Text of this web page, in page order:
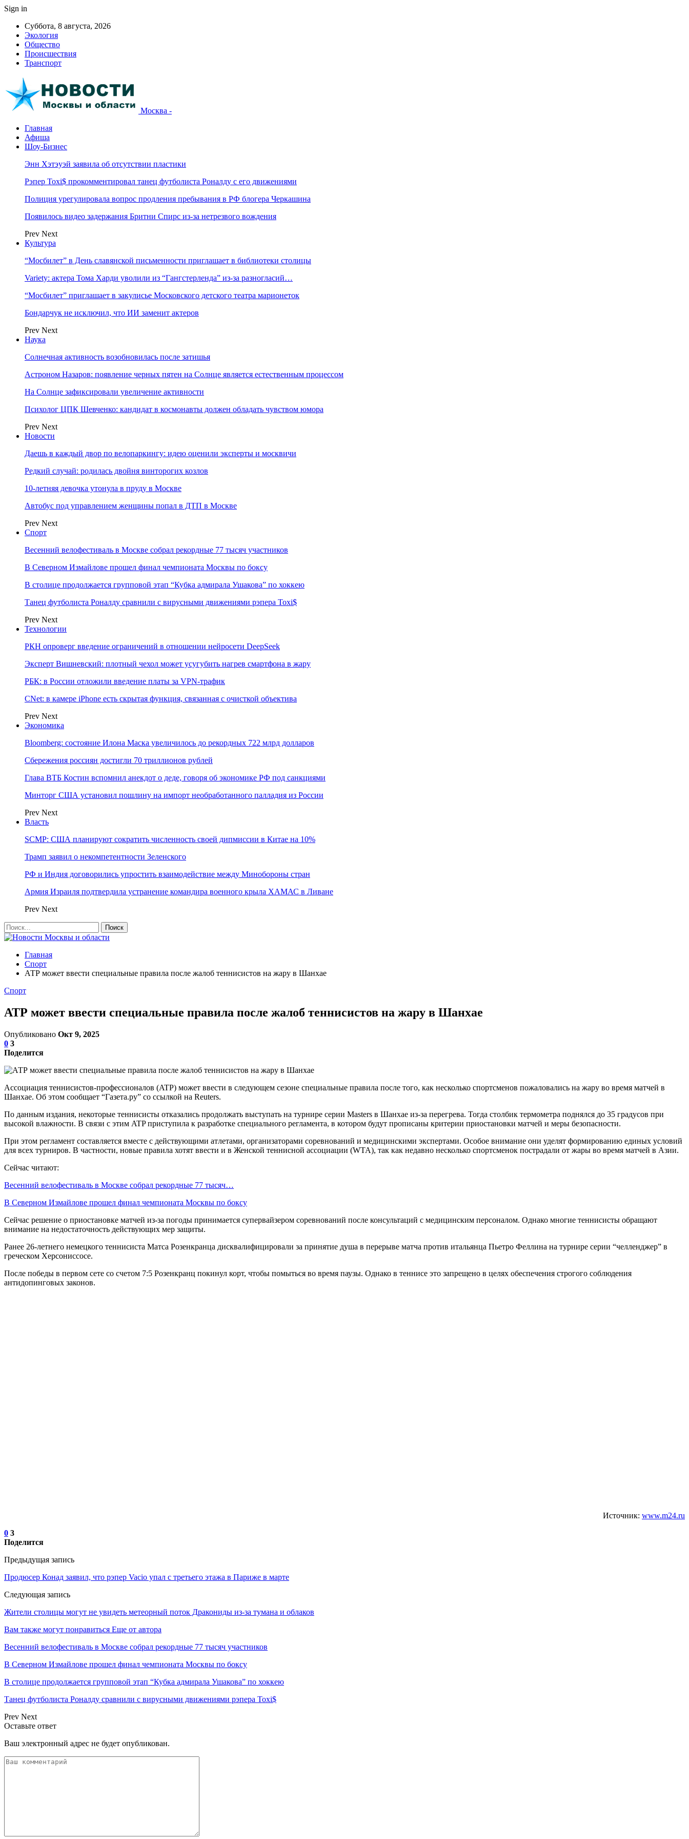
Sign in
Суббота, 8 августа, 2026
Экология
Общество
Происшествия
Транспорт
Москва -
Главная
Афиша
Шоу-Бизнес
Энн Хэтэуэй заявила об отсутствии пластики
Рэпер Toxi$ прокомментировал танец футболиста Роналду с его движениями
Полиция урегулировала вопрос продления пребывания в РФ блогера Черкашина
Появилось видео задержания Бритни Спирс из-за нетрезвого вождения
Prev Next
Культура
“Мосбилет” в День славянской письменности приглашает в библиотеки столицы
Variety: актера Тома Харди уволили из “Гангстерленда” из-за разногласий…
“Мосбилет” приглашает в закулисье Московского детского театра марионеток
Бондарчук не исключил, что ИИ заменит актеров
Prev Next
Наука
Солнечная активность возобновилась после затишья
Астроном Назаров: появление черных пятен на Солнце является естественным процессом
На Солнце зафиксировали увеличение активности
Психолог ЦПК Шевченко: кандидат в космонавты должен обладать чувством юмора
Prev Next
Новости
Даешь в каждый двор по велопаркингу: идею оценили эксперты и москвичи
Редкий случай: родилась двойня винторогих козлов
10-летняя девочка утонула в пруду в Москве
Автобус под управлением женщины попал в ДТП в Москве
Prev Next
Спорт
Весенний велофестиваль в Москве собрал рекордные 77 тысяч участников
В Северном Измайлове прошел финал чемпионата Москвы по боксу
В столице продолжается групповой этап “Кубка адмирала Ушакова” по хоккею
Танец футболиста Роналду сравнили с вирусными движениями рэпера Toxi$
Prev Next
Технологии
РКН опроверг введение ограничений в отношении нейросети DeepSeek
Эксперт Вишневский: плотный чехол может усугубить нагрев смартфона в жару
РБК: в России отложили введение платы за VPN-трафик
CNet: в камере iPhone есть скрытая функция, связанная с очисткой объектива
Prev Next
Экономика
Bloomberg: состояние Илона Маска увеличилось до рекордных 722 млрд долларов
Сбережения россиян достигли 70 триллионов рублей
Глава ВТБ Костин вспомнил анекдот о деде, говоря об экономике РФ под санкциями
Минторг США установил пошлину на импорт необработанного палладия из России
Prev Next
Власть
SCMP: США планируют сократить численность своей дипмиссии в Китае на 10%
Трамп заявил о некомпетентности Зеленского
РФ и Индия договорились упростить взаимодействие между Минобороны стран
Армия Израиля подтвердила устранение командира военного крыла ХАМАС в Ливане
Prev Next
Главная
Спорт
АТР может ввести специальные правила после жалоб теннисистов на жару в Шанхае
Спорт
АТР может ввести специальные правила после жалоб теннисистов на жару в Шанхае
Опубликовано Окт 9, 2025
0 3
Поделится
Ассоциация теннисистов-профессионалов (ATP) может ввести в следующем сезоне специальные правила после того, как несколько спортсменов пожаловались на жару во время матчей в
Шанхае. Об этом сообщает “Газета.ру” со ссылкой на Reuters.
По данным издания, некоторые теннисисты отказались продолжать выступать на турнире серии Masters в Шанхае из-за перегрева. Тогда столбик термометра поднялся до 35 градусов при
высокой влажности. В связи с этим ATP приступила к разработке специального регламента, в котором будут прописаны критерии приостановки матчей и меры безопасности.
При этом регламент составляется вместе с действующими атлетами, организаторами соревнований и медицинскими экспертами. Особое внимание они уделят формированию единых условий
для всех турниров. В частности, новые правила хотят ввести и в Женской теннисной ассоциации (WTA), так как недавно несколько спортсменок пострадали от жары во время матчей в Азии.
Сейчас читают:
Весенний велофестиваль в Москве собрал рекордные 77 тысяч…
В Северном Измайлове прошел финал чемпионата Москвы по боксу
Сейчас решение о приостановке матчей из-за погоды принимается супервайзером соревнований после консультаций с медицинским персоналом. Однако многие теннисисты обращают
внимание на недостаточность действующих мер защиты.
Ранее 26-летнего немецкого теннисиста Матса Розенкранца дисквалифицировали за принятие душа в перерыве матча против итальянца Пьетро Феллина на турнире серии “челленджер” в
греческом Херсониссосе.
После победы в первом сете со счетом 7:5 Розенкранц покинул корт, чтобы помыться во время паузы. Однако в теннисе это запрещено в целях обеспечения строгого соблюдения
антидопинговых законов.
Источник: www.m24.ru
0 3
Поделится
Предыдущая запись
Продюсер Конад заявил, что рэпер Vacio упал с третьего этажа в Париже в марте
Следующая запись
Жители столицы могут не увидеть метеорный поток Дракониды из-за тумана и облаков
Вам также могут понравиться Еще от автора
Весенний велофестиваль в Москве собрал рекордные 77 тысяч участников
В Северном Измайлове прошел финал чемпионата Москвы по боксу
В столице продолжается групповой этап “Кубка адмирала Ушакова” по хоккею
Танец футболиста Роналду сравнили с вирусными движениями рэпера Toxi$
Prev Next
Оставьте ответ
Ваш электронный адрес не будет опубликован.